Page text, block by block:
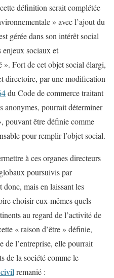
définition serait complétée
» avec l’ajout du
gérée dans son intérêt social
enjeux sociaux et
Fort de cet objet social élargi,
directoire, par une modification
du Code de commerce traitant
anonymes, pourrait déterminer
pouvant être définie comme
pour remplir l’objet social.
à ces organes directeurs
poursuivis par
mais en laissant les
choisir eux-mêmes quels
au regard de l’activité de
« raison d’être » définie,
de l’entreprise, elle pourrait
de la société comme le
remanié :